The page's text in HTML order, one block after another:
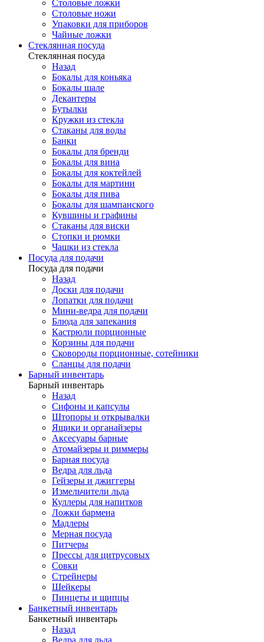
Столовые ложки
Столовые ножи
Упаковки для приборов
Чайные ложки
Стеклянная посуда
Стеклянная посуда
Назад
Бокалы для коньяка
Бокалы шале
Декантеры
Бутылки
Кружки из стекла
Стаканы для воды
Банки
Бокалы для бренди
Бокалы для вина
Бокалы для коктейлей
Бокалы для мартини
Бокалы для пива
Бокалы для шампанского
Кувшины и графины
Стаканы для виски
Стопки и рюмки
Чашки из стекла
Посуда для подачи
Посуда для подачи
Назад
Доски для подачи
Лопатки для подачи
Мини-ведра для подачи
Блюда для запекания
Кастрюли порционные
Корзины для подачи
Сковороды порционные, сотейники
Сланцы для подачи
Барный инвентарь
Барный инвентарь
Назад
Сифоны и капсулы
Штопоры и открывалки
Ящики и органайзеры
Аксесуары барные
Атомайзеры и риммеры
Барная посуда
Ведра для льда
Гейзеры и джиггеры
Измельчители льда
Куллеры для напитков
Ложки бармена
Мадлеры
Мерная посуда
Питчеры
Прессы для цитрусовых
Совки
Стрейнеры
Шейкеры
Пинцеты и щипцы
Банкетный инвентарь
Банкетный инвентарь
Назад
Ведра для льда